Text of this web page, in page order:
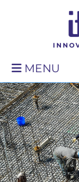
MENU